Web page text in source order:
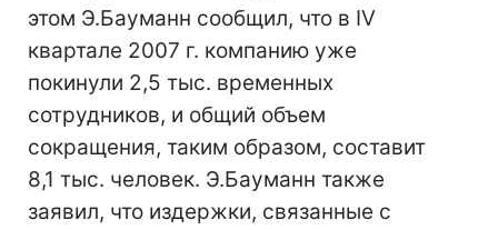
этом Э.Бауманн сообщил, что в IV
квартале 2007 г. компанию уже
покинули 2,5 тыс. временных
сотрудников, и общий объем
сокращения, таким образом, составит
8,1 тыс. человек. Э.Бауманн также
заявил, что издержки, связанные с